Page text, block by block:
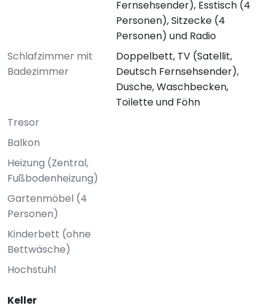
Fernsehsender), Esstisch (4
Personen), Sitzecke (4
Personen) und Radio
Schlafzimmer mit
Badezimmer
Doppelbett, TV (Satellit,
Deutsch Fernsehsender),
Dusche, Waschbecken,
Toilette und Föhn
Tresor
Balkon
Heizung (Zentral,
Fußbodenheizung)
Gartenmöbel (4
Personen)
Kinderbett (ohne
Bettwäsche)
Hochstuhl
Keller